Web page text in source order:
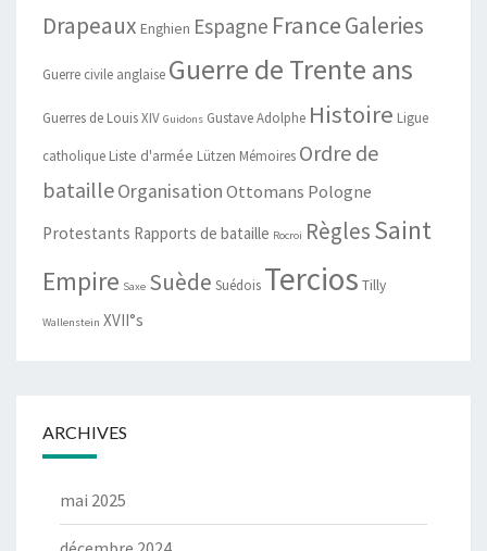
Drapeaux Enghien Espagne FranceGaleries
Guerre civile anglaise Guerre de Trente ans
Guerres de Louis XIV Guidons Gustave Adolphe Histoire Ligue
catholiqueListe d'armée Lützen Mémoires Ordre de
batailleOrganisationOttomans Pologne
Protestants Rapports de bataille Rocroi RèglesSaint
Empire Saxe Suède Suédois Tercios Tilly
Wallenstein XVII°s
ARCHIVES
mai 2025